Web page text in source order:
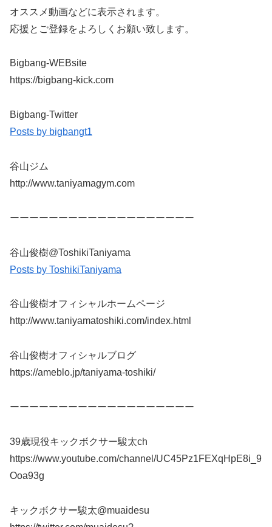
オススメ動画などに表示されます。
応援とご登録をよろしくお願い致します。
Bigbang-WEBsite
https://bigbang-kick.com
Bigbang-Twitter
Posts by bigbangt1
谷山ジム
http://www.taniyamagym.com
ーーーーーーーーーーーーーーーーーーー
谷山俊樹@ToshikiTaniyama
Posts by ToshikiTaniyama
谷山俊樹オフィシャルホームページ
http://www.taniyamatoshiki.com/index.html
谷山俊樹オフィシャルブログ
https://ameblo.jp/taniyama-toshiki/
ーーーーーーーーーーーーーーーーーーー
39歳現役キックボクサー駿太ch
https://www.youtube.com/channel/UC45Pz1FEXqHpE8i_9
Ooa93g
キックボクサー駿太@muaidesu